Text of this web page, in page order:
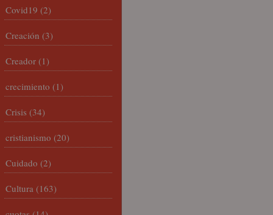
Covid19 (2)
Creación (3)
Creador (1)
crecimiento (1)
Crisis (34)
cristianismo (20)
Cuidado (2)
Cultura (163)